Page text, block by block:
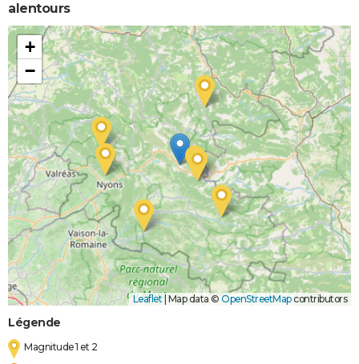
alentours
+
−
Leaflet| Map data © OpenStreetMapcontributors
Légende
Magnitude 1 et 2